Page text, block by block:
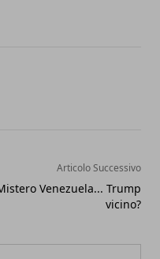
Articolo Successivo
Venezuela... Trump
vicino?